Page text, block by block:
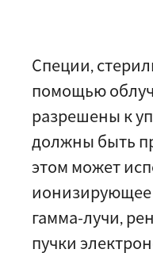
Специи,
помощью
разрешены к
должны быть
этом может
ионизирующее
гамма-лучи,
пучки